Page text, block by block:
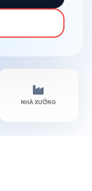
NHÀ XƯỞNG